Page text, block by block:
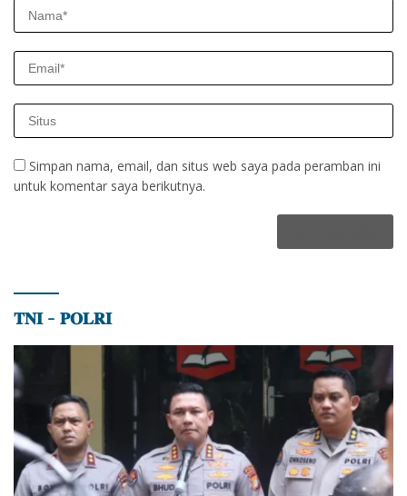
Simpan nama, email, dan situs web saya pada peramban ini
untuk komentar saya berikutnya.
𝐓𝐍𝐈 – 𝐏𝐎𝐋𝐑𝐈